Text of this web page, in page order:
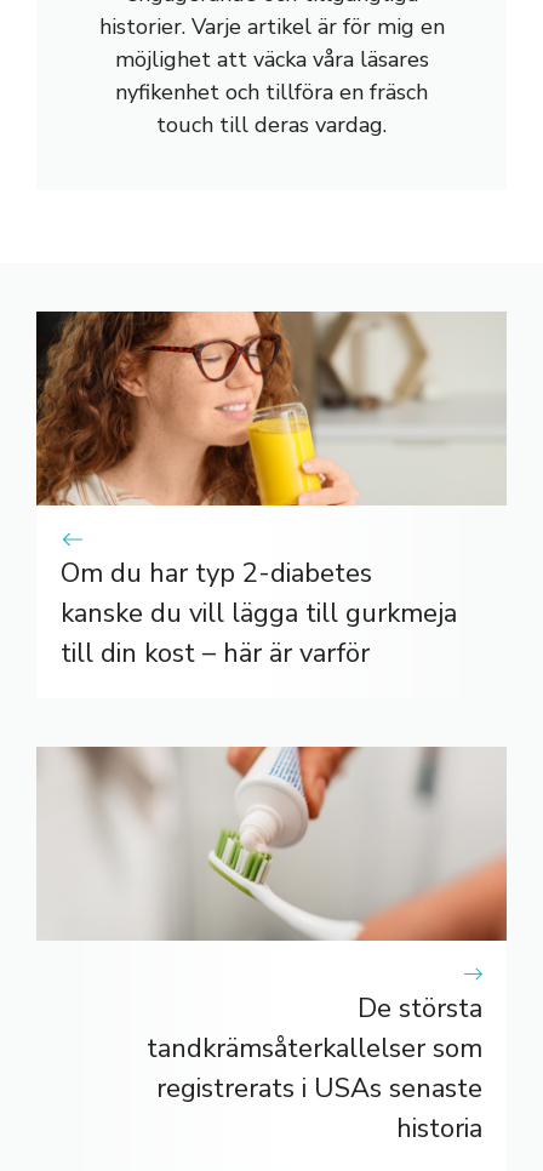
historier. Varje artikel är för mig en
möjlighet att väcka våra läsares
nyfikenhet och tillföra en fräsch
touch till deras vardag.
Om du har typ 2-diabetes
kanske du vill lägga till gurkmeja
till din kost – här är varför
De största
tandkrämsåterkallelser som
registrerats i USAs senaste
historia